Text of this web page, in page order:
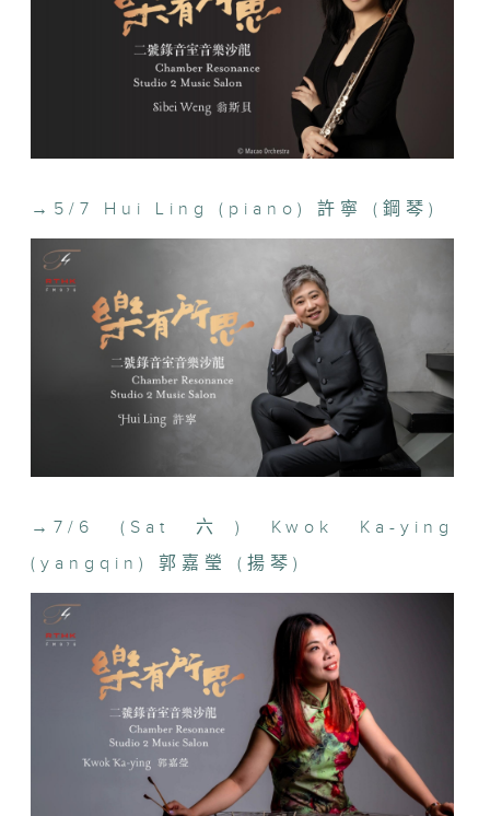
多元的深思。希望你來到香港電台二號錄音
室，現場感受音樂裡的思緒。
All tickets for the Music Salon on
6 September have been
distributed. Thank you for your
9月6日場次的門票已經派發完畢，多謝支
3/5
Timothy Sun (saxophone) 孫穎麟 (薩克管)
Kwok Ka-ying (yangqin) 郭嘉瑩 (揚琴)
Hui Ling (piano) 許寧 (鋼琴)
2/8
Sibei Weng (flute) 翁斯貝 (長笛)
Nancy Loo (piano) 羅乃新 (鋼琴)
→ 5/7 Hui Ling (piano) 許寧 (鋼琴)
→7/6 (Sat 六) Kwok Ka-ying
(yangqin) 郭嘉瑩 (揚琴)